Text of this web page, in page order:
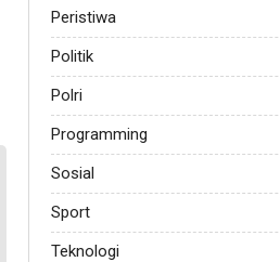
Peristiwa
Politik
Polri
Programming
Sosial
Sport
Teknologi